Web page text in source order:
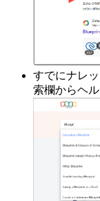
すでにナレ
索欄からヘ